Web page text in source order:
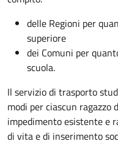
delle Regioni per
superiore
dei Comuni per
scuola.
Il servizio di trasporto
modi per ciascun ragazzo
impedimento esistente e
di vita e di inserimento